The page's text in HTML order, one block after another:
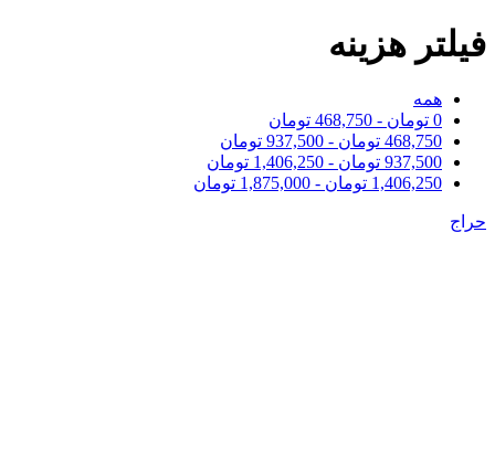
فیلتر هزینه
همه
0 تومان -
468,750 تومان
468,750 تومان -
937,500 تومان
937,500 تومان -
1,406,250 تومان
1,406,250 تومان -
1,875,000 تومان
حراج